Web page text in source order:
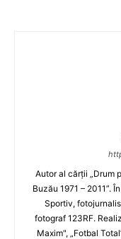
Autor al cărţii „Drum
Buzău 1971 – 2011”.
Sportiv,
fotograf 123RF.
Maxim", „Fotbal